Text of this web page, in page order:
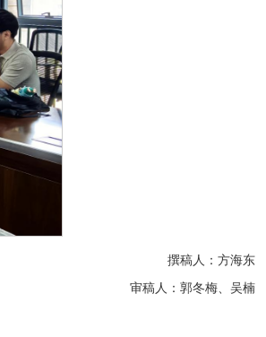
撰稿人：方海东
审稿人：郭冬梅、吴楠